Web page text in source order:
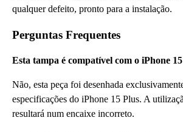
qualquer defeito, pronto para a instalação.
Perguntas Frequentes
Esta tampa é compatível com o iPhone
Não, esta peça foi desenhada
especificações do iPhone 15 Plus. A
resultará num encaixe incorreto.